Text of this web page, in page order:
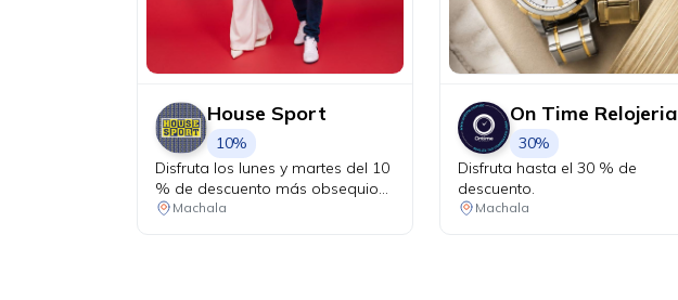
House Sport
10%
Disfruta los lunes y martes del 10
% de descuento más obsequio
sorpresa por tu compra.
Machala
On Time Relojeria
30%
Disfruta hasta el 30 % de
descuento.
Machala